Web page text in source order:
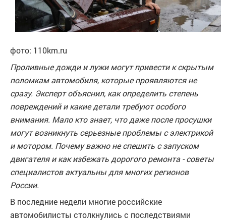
фото: 110km.ru
Проливные дожди и лужи могут привести к скрытым
поломкам автомобиля, которые проявляются не
сразу. Эксперт объяснил, как определить степень
повреждений и какие детали требуют особого
внимания. Мало кто знает, что даже после просушки
могут возникнуть серьезные проблемы с электрикой
и мотором. Почему важно не спешить с запуском
двигателя и как избежать дорогого ремонта - советы
специалистов актуальны для многих регионов
России.
В последние недели многие российские
автомобилисты столкнулись с последствиями